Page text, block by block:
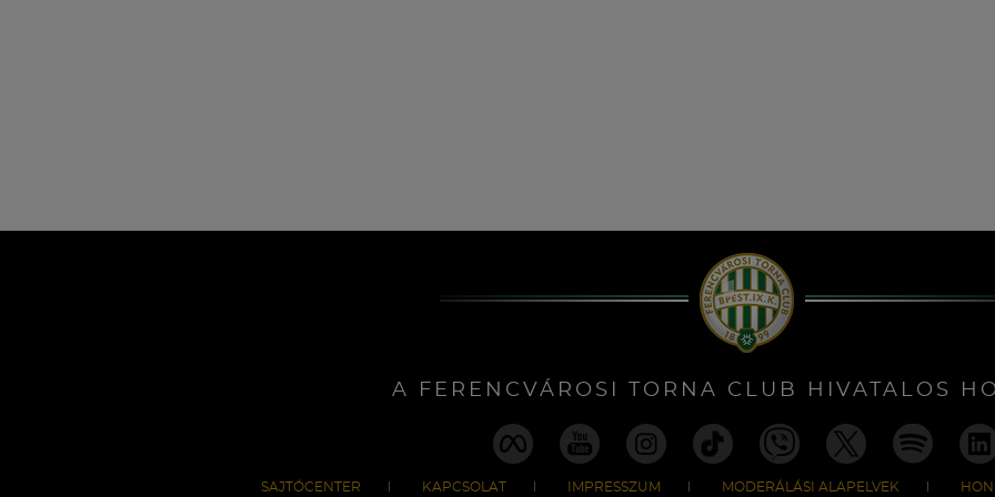
A FERENCVÁROSI TORNA CLUB HIVATALOS
SAJTÓCENTER KAPCSOLAT IMPRESSZUM MODERÁLÁSI ALAPELVEK